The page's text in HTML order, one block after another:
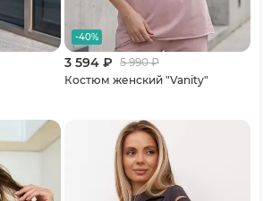
-40%
3 594 ₽ 5 990₽
Костюм женский "Vanity"